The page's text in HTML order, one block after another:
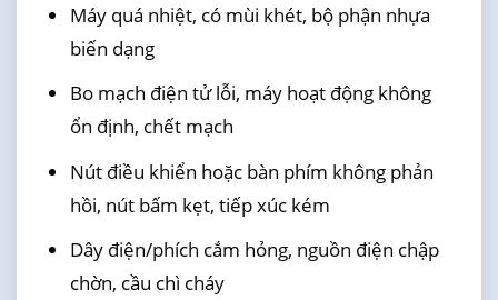
Máy quá nhiệt, có mùi khét, bộ phận nhựa
biến dạng
Bo mạch điện tử lỗi, máy hoạt động không
ổn định, chết mạch
Nút điều khiển hoặc bàn phím không phản
hồi, nút bấm kẹt, tiếp xúc kém
Dây điện/phích cắm hỏng, nguồn điện chập
chờn, cầu chì cháy